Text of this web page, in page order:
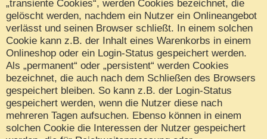
„transiente Cookies“, werden Cookies bezeichnet, die
gelöscht werden, nachdem ein Nutzer ein Onlineangebot
verlässt und seinen Browser schließt. In einem solchen
Cookie kann z.B. der Inhalt eines Warenkorbs in einem
Onlineshop oder ein Login-Status gespeichert werden.
Als „permanent“ oder „persistent“ werden Cookies
bezeichnet, die auch nach dem Schließen des Browsers
gespeichert bleiben. So kann z.B. der Login-Status
gespeichert werden, wenn die Nutzer diese nach
mehreren Tagen aufsuchen. Ebenso können in einem
solchen Cookie die Interessen der Nutzer gespeichert